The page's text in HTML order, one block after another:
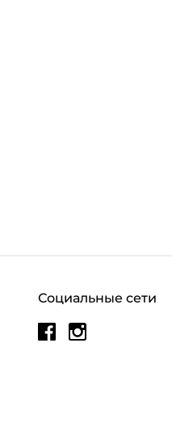
Социальные сети